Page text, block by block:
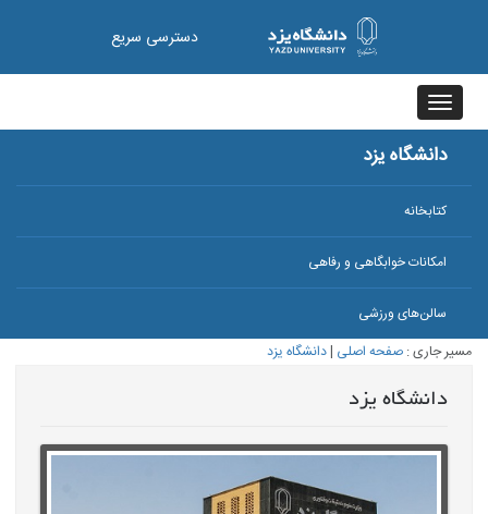
دسترسی سریع
Toggle
navigation
دانشگاه یزد
کتابخانه
امکانات خوابگاهی و رفاهی
سالن‌های ورزشی
مسیر جاری :صفحه اصلی |دانشگاه یزد
دانشگاه یزد